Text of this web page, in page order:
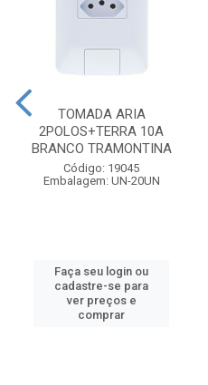
TOMADA ARIA
2POLOS+TERRA 10A
BRANCO TRAMONTINA
Código: 19045
Embalagem: UN-20UN
Faça seu login ou
cadastre-se para
ver preços e
comprar